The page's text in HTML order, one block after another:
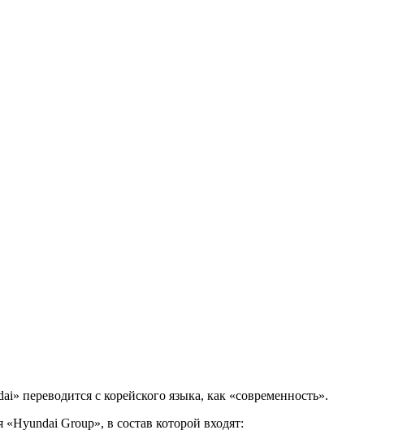
с корейского языка, как «современность».
Group», в состав которой входят: